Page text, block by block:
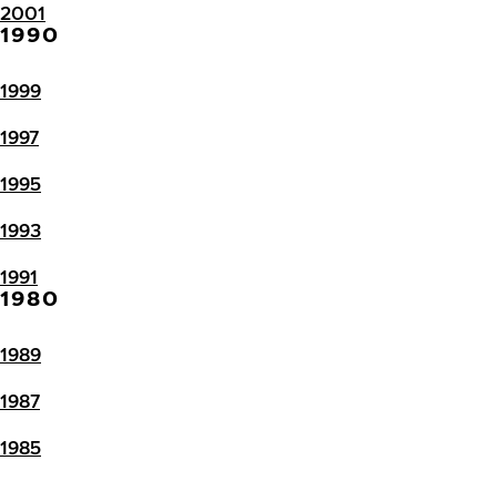
2001
1990
1999
1997
1995
1993
1991
1980
1989
1987
1985